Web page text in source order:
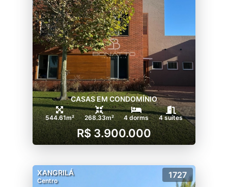
CASAS EM CONDOMÍNIO
544.61m² 268.33m² 4 dorms 4 suítes
R$ 3.900.000
XANGRILÁ
Centro
1727